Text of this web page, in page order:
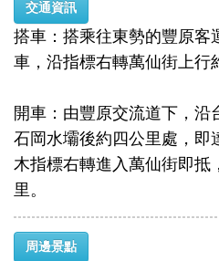
交通資訊
搭車：搭乘往東勢的豐原客
車，沿指標右轉萬仙街上行
開車：由豐原交流道下，沿
石岡水壩後約四公里處，即
木指標右轉進入萬仙街即抵
里。
周邊景點